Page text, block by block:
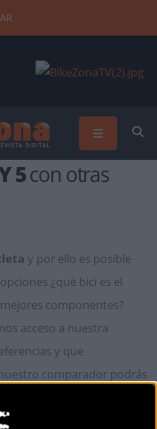
5con otras
y por ello es posible
¿qué bici es el
componentes?
acceso a nuestra
y que
comparador podrás